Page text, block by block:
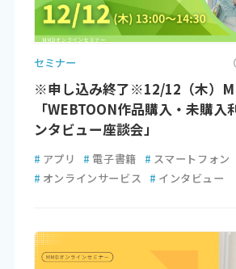
セミナー
※申し込み終了※12/12（木）
「WEBTOON作品購入・未購入
ンタビュー座談会」
# アプリ # 電子書籍 # スマートフォン
# オンラインサービス # インタビュー